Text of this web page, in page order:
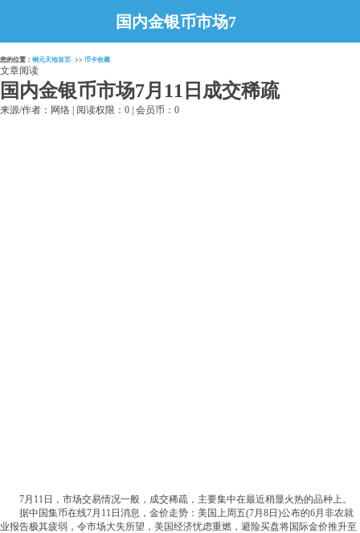
国内金银币市场7
月11日成交稀疏
您的位置： 铜元天地首页- >> 币卡收藏
文章阅读
国内金银币市场7月11日成交稀疏
来源/作者：网络 | 阅读权限：0 | 会员币：0
7月11日，市场交易情况一般，成交稀疏，主要集中在最近稍显火热的品种上。
据中国集币在线7月11日消息，金价走势：美国上周五(7月8日)公布的6月非农就
业报告极其疲弱，令市场大失所望，美国经济忧虑重燃，避险买盘将国际金价推升至